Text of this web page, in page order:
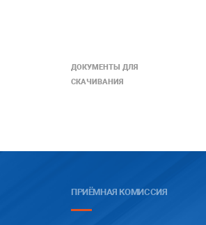
ДОКУМЕНТЫ ДЛЯ
СКАЧИВАНИЯ
ПРИЁМНАЯ КОМИССИЯ